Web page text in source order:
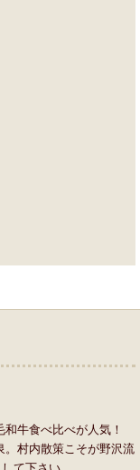
牛食べ比べが人気！
村内散策こそが野沢流